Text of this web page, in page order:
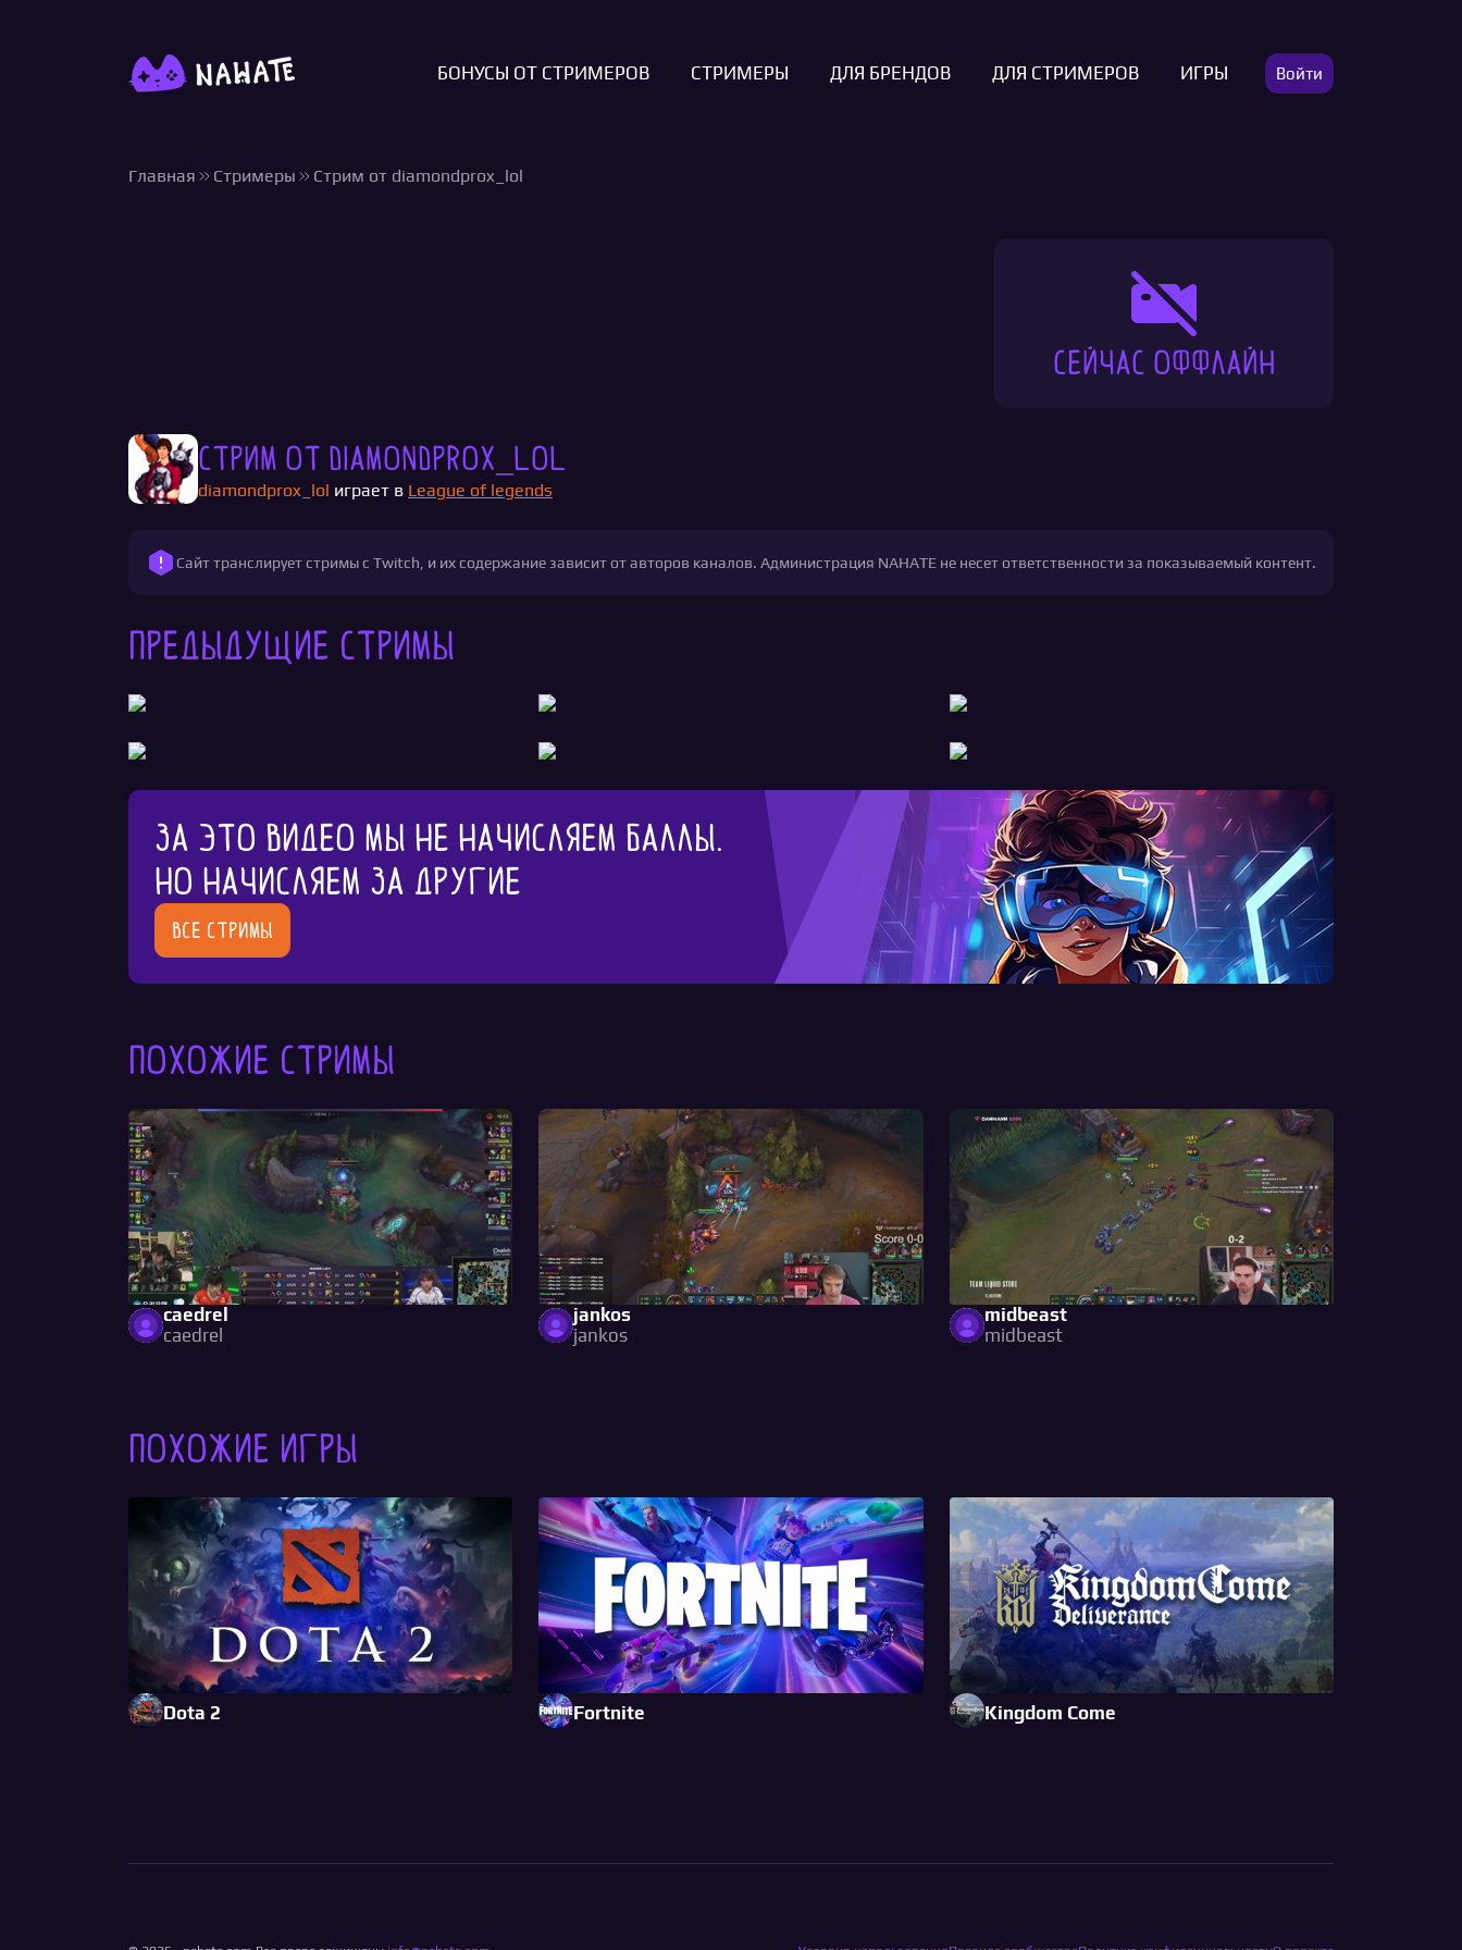
Войти
БОНУСЫ ОТ СТРИМЕРОВ СТРИМЕРЫ ДЛЯ БРЕНДОВ ДЛЯ СТРИМЕРОВ ИГРЫ
Главная Стримеры Стрим от diamondprox_lol
Стрим от diamondprox_lol
diamondprox_lol играет в League of legends
Сайт транслирует стримы с Twitch, и их содержание зависит от авторов каналов. Администрация NAHATE не несет ответственности за показываемый контент.
Сейчас оффлайн
Предыдущие стримы
За это видео мы не начисляем баллы.
Но начисляем за другие
Все стримы
Похожие стримы
caedrel
caedrel
jankos
jankos
midbeast
midbeast
Похожие игры
Dota 2 Fortnite Kingdom Come